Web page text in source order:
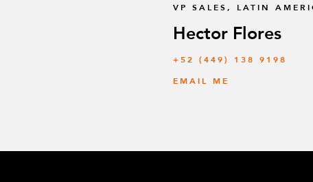
VP SALES, LATIN
Hector Flores
+52 (449) 138 9198
EMAIL ME